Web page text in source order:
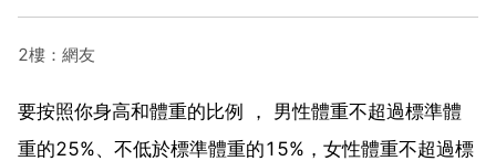
2樓：網友
要按照你身高和體重的比例 ， 男性體重不超過標準體
重的25%、不低於標準體重的15%，女性體重不超過標